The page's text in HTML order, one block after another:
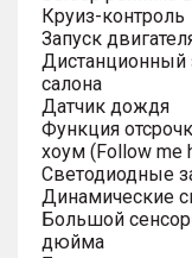
Круиз-контроль
Запуск
Дистанционный
салона
Датчик дождя
Функция
хоум (Follow me
Светодиодные
Динамические
Большой
дюйма